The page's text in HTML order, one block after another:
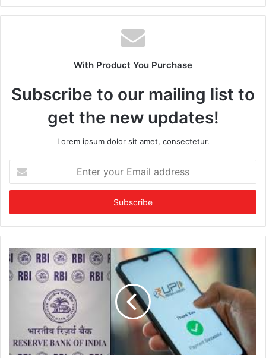
With Product You Purchase
Subscribe to our mailing list to
get the new updates!
Lorem ipsum dolor sit amet, consectetur.
t
r
y
u
r
E
a
d